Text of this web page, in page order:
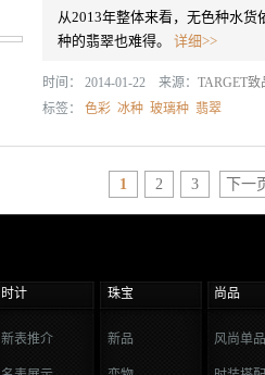
从2013年整体来看，无色种水
种的翡翠也难得。 详细>>
时间： 2014-01-22 来源： TARGET致
标签： 色彩 冰种 玻璃种 翡翠
1 2 3 下一
时计 珠宝 尚品
新表推介 新品 风尚单品